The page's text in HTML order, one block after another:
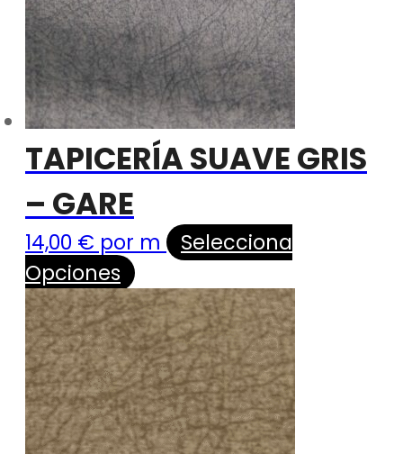
TAPICERÍA SUAVE GRIS
– GARE
14,00 € por m
Selecciona
Opciones